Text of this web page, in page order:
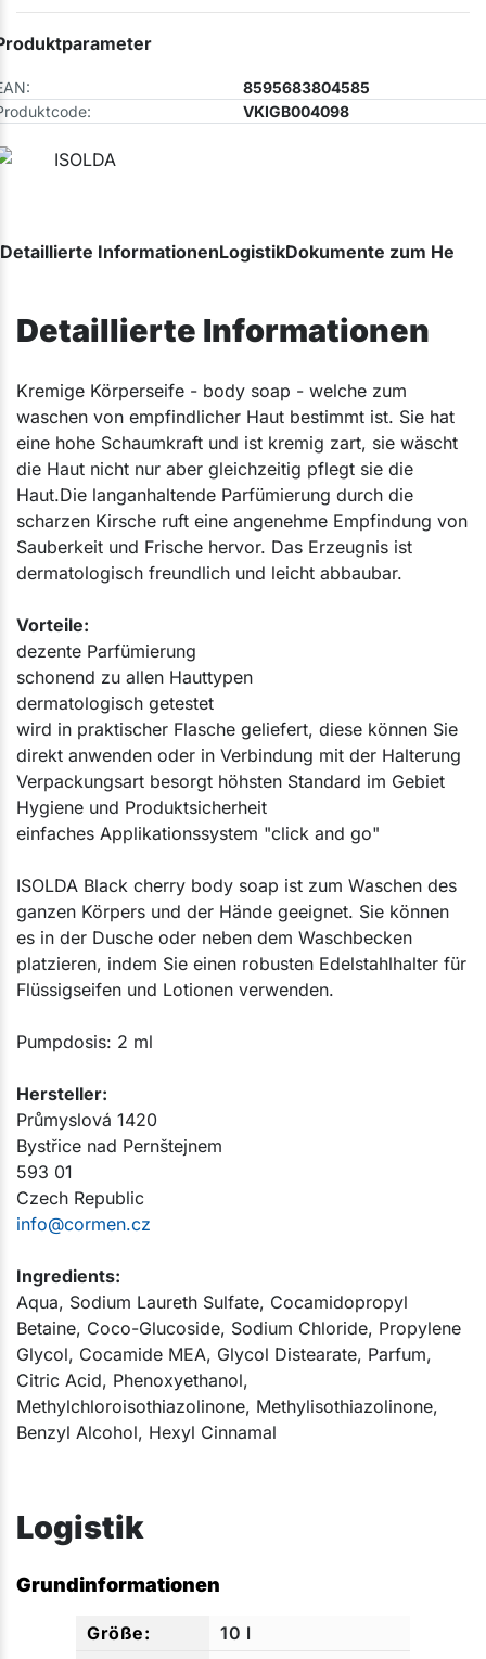
8595683804585
VKIGB004098
Detaillierte InformationenLogistikDokumente zum
Detaillierte Informationen
Kremige Körperseife - body soap - welche zum
waschen von empfindlicher Haut bestimmt ist. Sie hat
eine hohe Schaumkraft und ist kremig zart, sie wäscht
die Haut nicht nur aber gleichzeitig pflegt sie die
Haut.Die langanhaltende Parfümierung durch die
scharzen Kirsche ruft eine angenehme Empfindung von
Sauberkeit und Frische hervor. Das Erzeugnis ist
dermatologisch freundlich und leicht abbaubar.
Vorteile:
dezente Parfümierung
schonend zu allen Hauttypen
dermatologisch getestet
wird in praktischer Flasche geliefert, diese können Sie
direkt anwenden oder in Verbindung mit der Halterung
Verpackungsart besorgt höhsten Standard im Gebiet
Hygiene und Produktsicherheit
einfaches Applikationssystem "click and go"
ISOLDA Black cherry body soap ist zum Waschen des
ganzen Körpers und der Hände geeignet. Sie können
es in der Dusche oder neben dem Waschbecken
platzieren, indem Sie einen robusten Edelstahlhalter für
Flüssigseifen und Lotionen verwenden.​
Pumpdosis: 2 ml​​
Hersteller:​
Průmyslová 1420
Bystřice nad Pernštejnem
593 01
Czech Republic
info@cormen.cz
Ingredients:
Aqua, Sodium Laureth Sulfate, Cocamidopropyl
Betaine, Coco-Glucoside, Sodium Chloride, Propylene
Glycol, Cocamide MEA, Glycol Distearate, Parfum,
Citric Acid, Phenoxyethanol,
Methylchloroisothiazolinone, Methylisothiazolinone,
Benzyl Alcohol, Hexyl Cinnamal​
Logistik
Grundinformationen
10 l